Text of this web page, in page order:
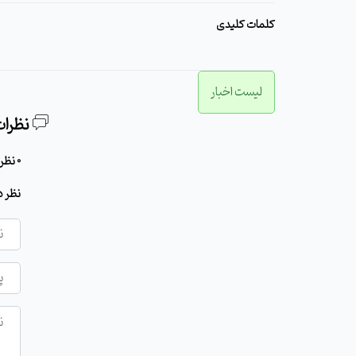
کلمات کلیدی
لیست اخبار
0 نظر برای این مطلب وجود دارد
نظر